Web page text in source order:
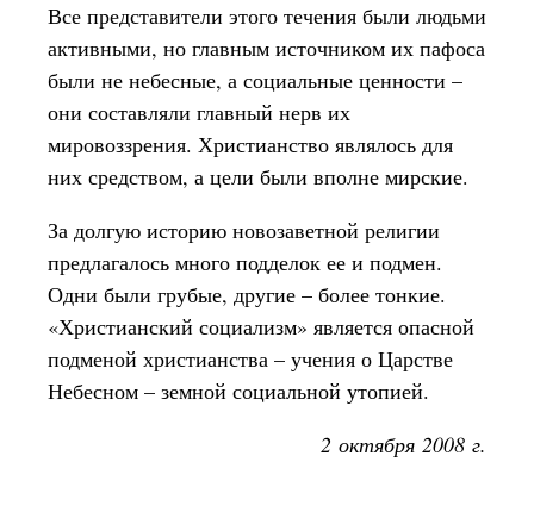
Все представители этого течения были людьми
активными, но главным источником их пафоса
были не небесные, а социальные ценности –
они составляли главный нерв их
мировоззрения. Христианство являлось для
них средством, а цели были вполне мирские.
За долгую историю новозаветной религии
предлагалось много подделок ее и подмен.
Одни были грубые, другие – более тонкие.
«Христианский социализм» является опасной
подменой христианства – учения о Царстве
Небесном – земной социальной утопией.
2 октября 2008 г.